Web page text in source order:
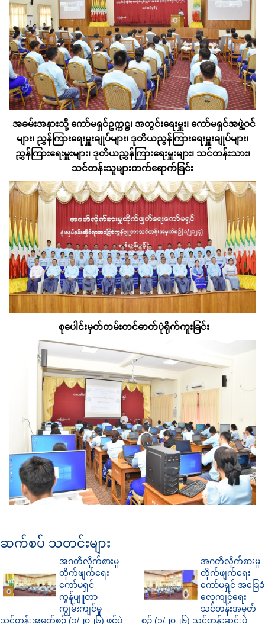
အခမ်းအနားသို့ ကော်မရှင်ဥက္ကဋ္ဌ၊ အတွင်းရေးမှူး၊ ကော်မရှင်အဖွဲ့ဝင်
များ၊ ညွှန်ကြားရေးမှူးချုပ်များ၊ ဒုတိယညွန်ကြားရေးမှူးချုပ်များ၊
ညွှန်ကြားရေးမှူးများ၊ ဒုတိယညွှန်ကြားရေးမှူးများ၊ သင်တန်းသား၊
သင်တန်းသူများတက်ရောက်ခြင်း
စုပေါင်းမှတ်တမ်းတင်ဓာတ်ပုံရိုက်ကူးခြင်း
ဆက်စပ် သတင်းများ
အဂတိလိုက်စားမှု
တိုက်ဖျက်ရေး
ကော်မရှင်
ကွန်ပျူတာ
ကျွမ်းကျင်မှု
သင်တန်းအမှတ်စဉ် (၁/၂၀၂၆) ဖွင့်ပွဲ
အဂတိလိုက်စားမှု
တိုက်ဖျက်ရေး
ကော်မရှင် အခြေခံ
လေ့ကျင့်ရေး
သင်တန်းအမှတ်
စဉ် (၁/၂၀၂၆) သင်တန်းဆင်းပွဲ